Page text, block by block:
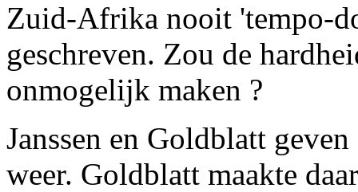
Zuid-Afrika nooit 'tempo-
geschreven. Zou de
onmogelijk maken ?
Janssen en Goldblatt
weer. Goldblatt maakte